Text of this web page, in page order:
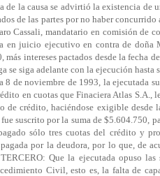
de la causa se advirtió la existencia de
de las partes por no haber concurrido
Cassali, mandatario en comisión de
en juicio ejecutivo en contra de doña
intereses pactados desde la fecha
siga adelante con la ejecución hasta
de noviembre de 1993, la ejecutada
en cuotas que Finaciera Atlas S.A.,
de crédito, haciéndose exigible desde
suscrito por la suma de $5.604.750,
sólo tres cuotas del crédito y
por la deudora, por lo que, de
Que la ejecutada opuso las
Civil, esto es, la falta de